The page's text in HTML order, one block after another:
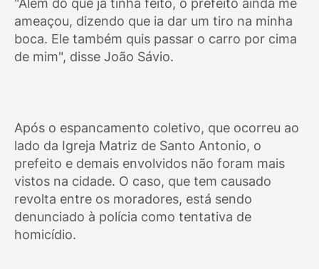
ameaçou, dizendo que ia dar um tiro na minha
boca. Ele também quis passar o carro por cima
de mim", disse João Sávio.
Após o espancamento coletivo, que ocorreu ao
lado da Igreja Matriz de Santo Antonio, o
prefeito e demais envolvidos não foram mais
vistos na cidade. O caso, que tem causado
revolta entre os moradores, está sendo
denunciado à polícia como tentativa de
homicídio.